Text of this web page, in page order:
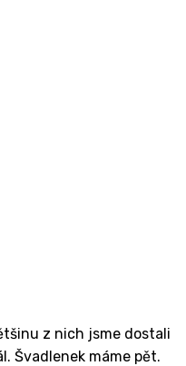
z nich jsme dostali
Švadlenek máme pět.